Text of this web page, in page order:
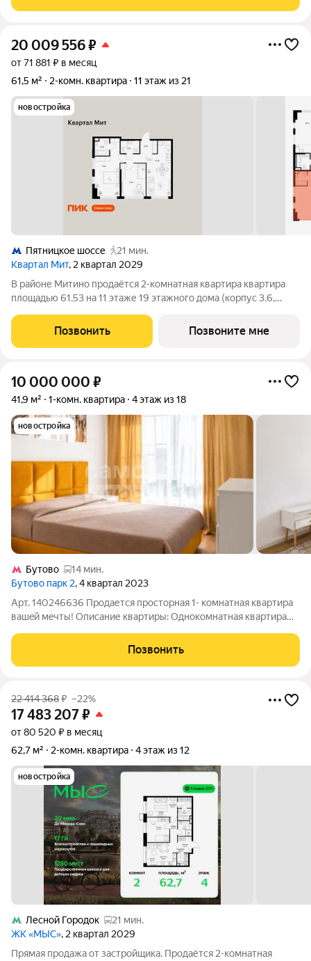
получения ключей никто не
20 009 556₽
от 71 881 ₽ в месяц
61,5 м²
2-комн. квартира 11 этаж из 21
новостройка
Пятницкое шоссе
21 мин.
Квартал Мит, 2 квартал 2029
В районе Митино продаётся 2-комнатная квартира квартира
площадью 61.53 на 11 этаже 19 этажного дома (корпус 3.6,
расположение 20 минут пешком до станции метро
«Пятницкое шоссе». 8 минут на автомобиле
Позвонить Позвоните мне
10 000 000 ₽
41,9 м² 1-комн. квартира 4 этаж из 18
новостройка
Бутово
14 мин.
Бутово парк 2, 4 квартал 2023
Арт. 140246636 Продается проcтоpная 1- комнaтная кваpтиpa
вaшeй мeчты! Опиcaние квapтиры: Однoкомнaтнaя квaртирa
Удобной функциональной планировки: большая кухня-гостиная
для вечеров с
Позвонить
22 414 368₽ –22%
17 483 207₽
от 80 520 ₽ в месяц
62,7 м²
2-комн. квартира 4 этаж из 12
новостройка
Лесной Городок
21 мин.
ЖК «МЫС», 2 квартал 2029
Прямая продажа от застройщика. Продаётся 2-комнатная